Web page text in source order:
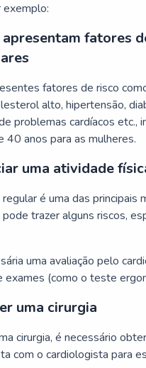
exemplo:
apresentam fatores
fatores de risco
alto, hipertensão,
problemas cardíacos etc.,
40 anos para as mulheres.
uma atividade
é uma das principais
pode trazer alguns riscos,
uma avaliação pelo
exames (como o teste
uma cirurgia
cirurgia, é necessário
com o cardiologista para